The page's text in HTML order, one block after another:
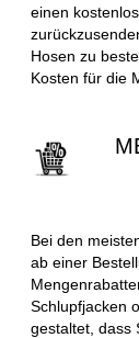
einen
Hosen zu
Kosten für die
Bei den
ab einer
Schlupfjacken
gestaltet, dass